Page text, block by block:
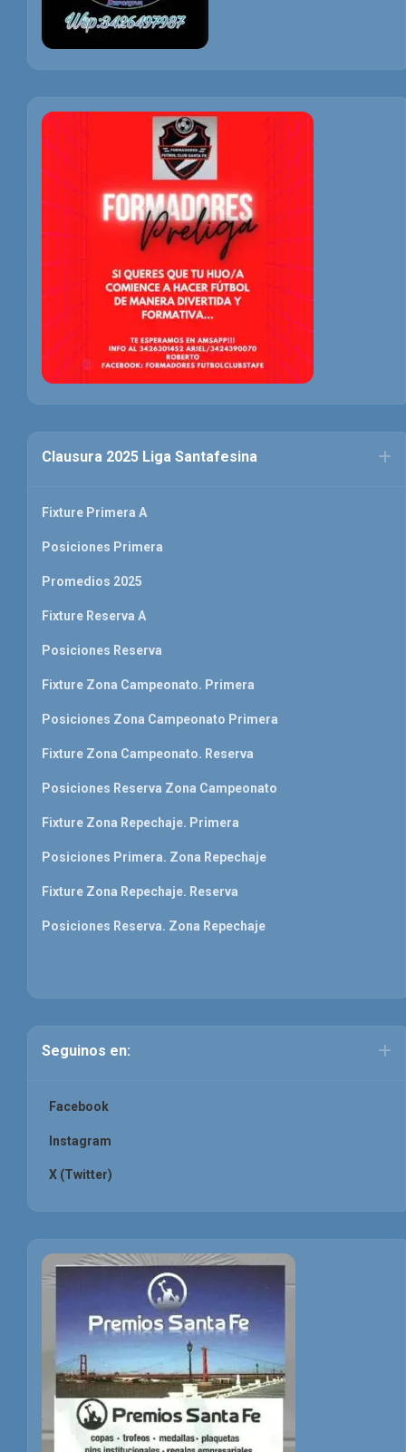
Clausura 2025 Liga Santafesina
Fixture Primera A
Posiciones Primera
Promedios 2025
Fixture Reserva A
Posiciones Reserva
Fixture Zona Campeonato. Primera
Posiciones Zona Campeonato Primera
Fixture Zona Campeonato. Reserva
Posiciones Reserva Zona Campeonato
Fixture Zona Repechaje. Primera
Posiciones Primera. Zona Repechaje
Fixture Zona Repechaje. Reserva
Posiciones Reserva. Zona Repechaje
Seguinos en:
Facebook
Instagram
X (Twitter)